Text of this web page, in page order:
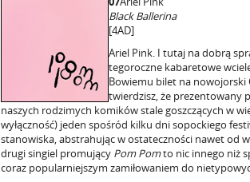
Black Ballerina
[4AD]
Ariel Pink. I tutaj na dobrą
tegoroczne kabaretowe
Bowiemu bilet na nowojorski
twierdzisz, że prezentowany
naszych rodzimych komików stale goszczących w
wyłączność) jeden spośród kilku dni sopockiego
stanowiska, abstrahując w ostateczności nawet od
drugi singiel promujący Pom Pomto nic innego niż
coraz popularniejszym zamiłowaniem do